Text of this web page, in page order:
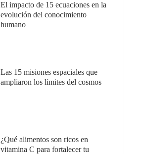
El impacto de 15 ecuaciones en la
evolución del conocimiento
humano
Las 15 misiones espaciales que
ampliaron los límites del cosmos
¿Qué alimentos son ricos en
vitamina C para fortalecer tu